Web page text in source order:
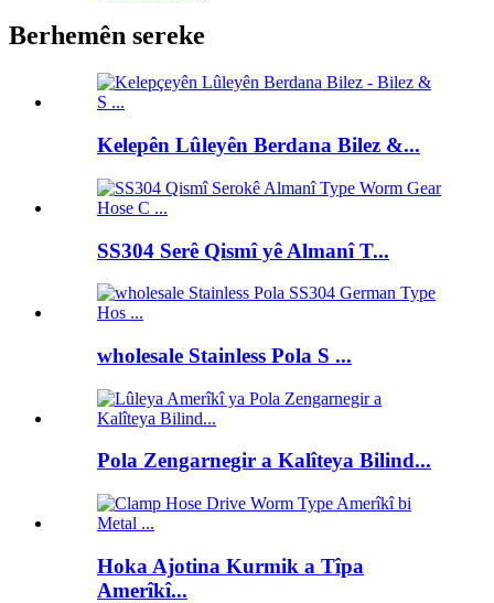
Berhemên sereke
Kelepên Lûleyên Berdana Bilez &...
SS304 Serê Qismî yê Almanî T...
wholesale Stainless Pola S ...
Pola Zengarnegir a Kalîteya Bilind...
Hoka Ajotina Kurmik a Tîpa
Amerîkî...